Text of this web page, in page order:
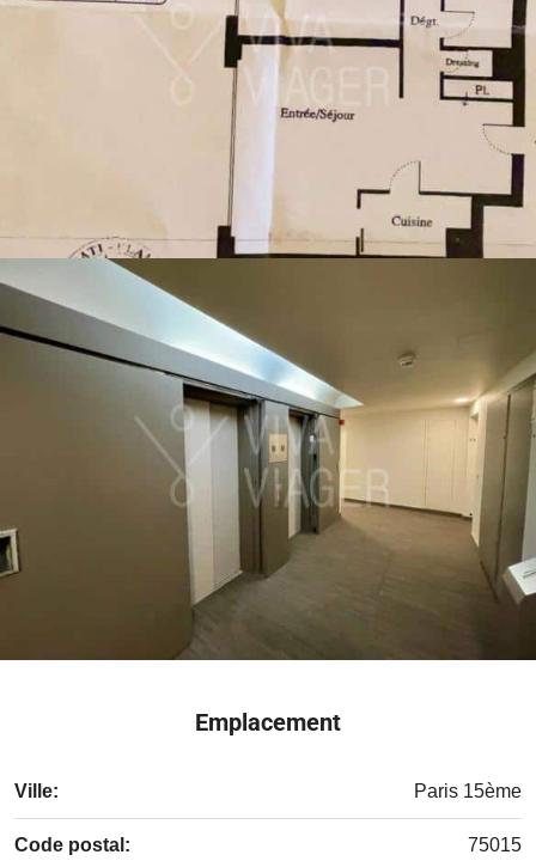
Emplacement
Ville: Paris 15ème
Code postal: 75015